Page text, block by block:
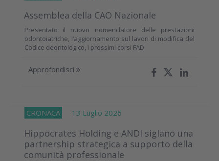
Assemblea della CAO Nazionale
Presentato il nuovo nomenclatore delle prestazioni
odontoiatriche, l’aggiornamento sul lavori di modifica del
Codice deontologico, i prossimi corsi FAD
Approfondisci
CRONACA 13 Luglio 2026
Hippocrates Holding e ANDI siglano una
partnership strategica a supporto della
comunità professionale